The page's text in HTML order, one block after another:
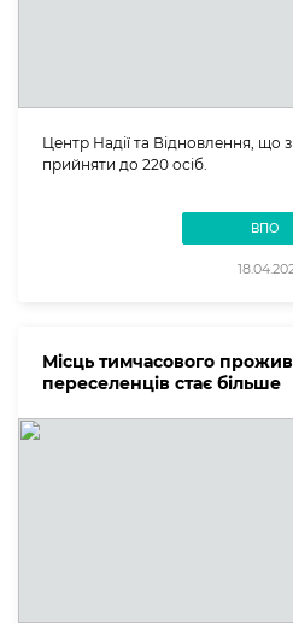
Центр Надії та Відновлення, що
прийняти до 220 осіб.
ВПО
Місць тимчасового
переселенців стає більше